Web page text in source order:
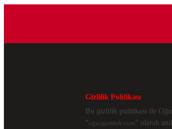
Gizlilik Politikası
Bu gizlilik politikası ile
“oguzgumruk.com” olarak